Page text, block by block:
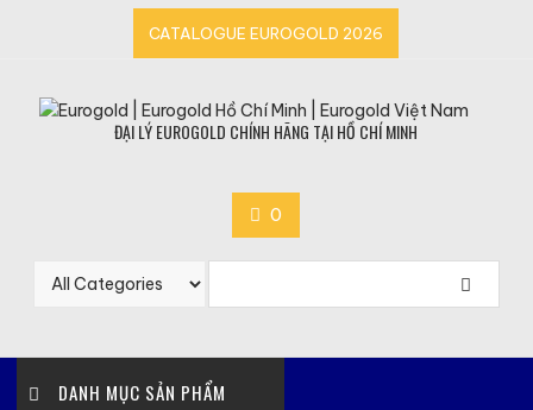
CATALOGUE EUROGOLD 2026
ĐẠI LÝ EUROGOLD CHÍNH HÃNG TẠI HỒ CHÍ MINH
0
DANH MỤC SẢN PHẨM